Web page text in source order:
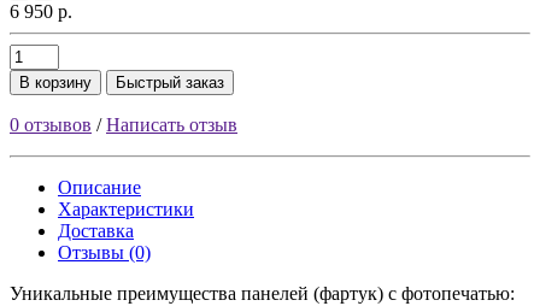
6 950 р.
В корзину Быстрый заказ
0 отзывов /Написать отзыв
Описание
Характеристики
Доставка
Отзывы (0)
Уникальные преимущества панелей (фартук) с фотопечатью: